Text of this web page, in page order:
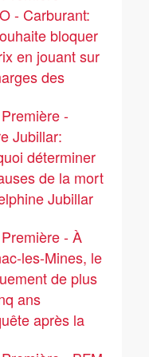
- Carburant:
bloquer
en jouant sur
des
-
Jubillar:
déterminer
de la mort
Jubillar
- À
les-Mines, le
de plus
ans
après la